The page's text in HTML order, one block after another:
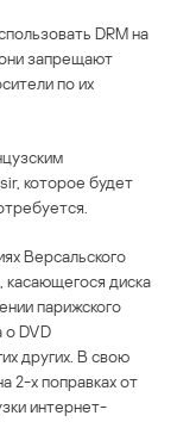
DRM на
запрещают
по их
которое будет
Версальского
касающегося диска
парижского
о DVD
других. В свою
2-х поправках от
интернет-